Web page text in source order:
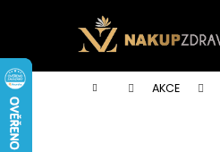
Domů AKCE
š
í
k
Zpět
do
Zpět
do